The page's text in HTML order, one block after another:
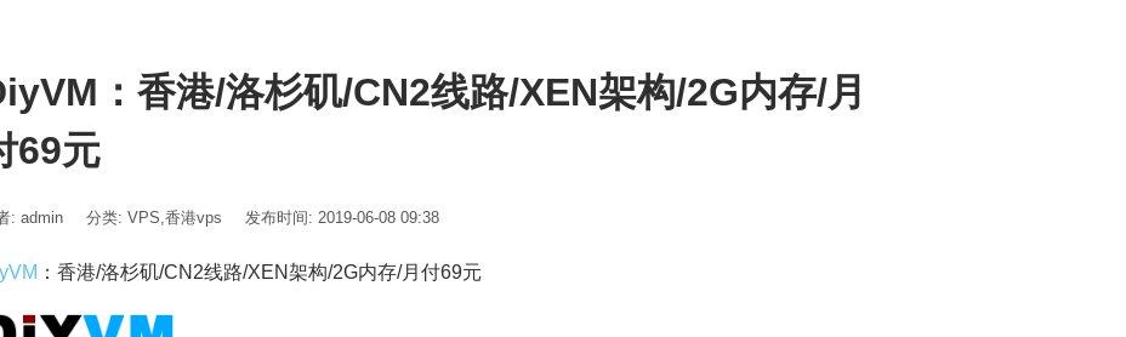
：香港/洛杉矶/CN2线路/XEN架构/2G内存/月
69元
: admin 分类: VPS,香港vps 发布时间: 2019-06-08 09:38
：香港/洛杉矶/CN2线路/XEN架构/2G内存/月付69元